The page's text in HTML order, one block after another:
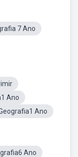
7 Ano
Ano
Ano
Ano